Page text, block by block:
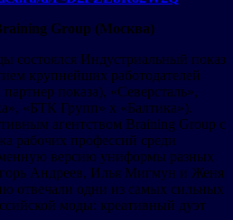
Group (Москва)
состоялся Индустриальный показ
крупнейших работодателей
показа), «Северсталь»,
«БТК Групп» х «Балтика»).
агентством Braining Group с
рабочих профессий среди
версию униформы разных
Андреев, Илья Мигмун и Женя
отвечали одни из самых сильных
моды: креативный дуэт